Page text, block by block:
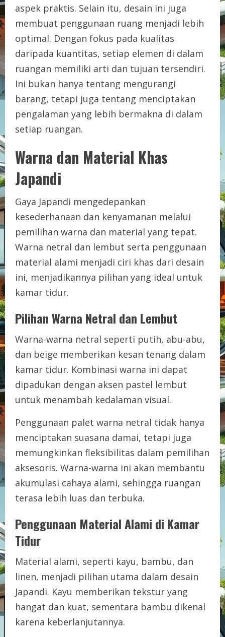
aspek praktis. Selain itu, desain ini juga
membuat penggunaan ruang menjadi lebih
optimal. Dengan fokus pada kualitas
daripada kuantitas, setiap elemen di dalam
ruangan memiliki arti dan tujuan tersendiri.
Ini bukan hanya tentang mengurangi
barang, tetapi juga tentang menciptakan
pengalaman yang lebih bermakna di dalam
setiap ruangan.
Warna dan Material Khas
Japandi
Gaya Japandi mengedepankan
kesederhanaan dan kenyamanan melalui
pemilihan warna dan material yang tepat.
Warna netral dan lembut serta penggunaan
material alami menjadi ciri khas dari desain
ini, menjadikannya pilihan yang ideal untuk
kamar tidur.
Pilihan Warna Netral dan Lembut
Warna-warna netral seperti putih, abu-abu,
dan beige memberikan kesan tenang dalam
kamar tidur. Kombinasi warna ini dapat
dipadukan dengan aksen pastel lembut
untuk menambah kedalaman visual.
Penggunaan palet warna netral tidak hanya
menciptakan suasana damai, tetapi juga
memungkinkan fleksibilitas dalam pemilihan
aksesoris. Warna-warna ini akan membantu
akumulasi cahaya alami, sehingga ruangan
terasa lebih luas dan terbuka.
Penggunaan Material Alami di Kamar
Tidur
Material alami, seperti kayu, bambu, dan
linen, menjadi pilihan utama dalam desain
Japandi. Kayu memberikan tekstur yang
hangat dan kuat, sementara bambu dikenal
karena keberlanjutannya.